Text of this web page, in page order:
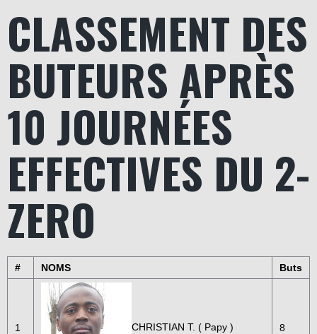
CLASSEMENT DES
BUTEURS APRÈS
10 JOURNÉES
EFFECTIVES DU 2-
ZERO
# NOMS Buts
1 CHRISTIAN T. ( Papy ) 8